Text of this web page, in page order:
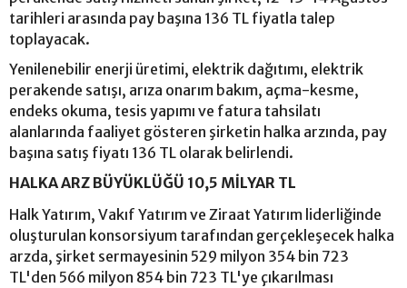
tarihleri arasında pay başına 136 TL fiyatla talep
toplayacak.
Yenilenebilir enerji üretimi, elektrik dağıtımı, elektrik
perakende satışı, arıza onarım bakım, açma-kesme,
endeks okuma, tesis yapımı ve fatura tahsilatı
alanlarında faaliyet gösteren şirketin halka arzında, pay
başına satış fiyatı 136 TL olarak belirlendi.
HALKA ARZ BÜYÜKLÜĞÜ 10,5 MİLYAR TL
Halk Yatırım, Vakıf Yatırım ve Ziraat Yatırım liderliğinde
oluşturulan konsorsiyum tarafından gerçekleşecek halka
arzda, şirket sermayesinin 529 milyon 354 bin 723
TL'den 566 milyon 854 bin 723 TL'ye çıkarılması